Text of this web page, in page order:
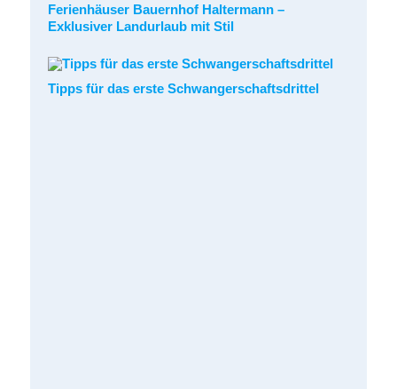
Ferienhäuser Bauernhof Haltermann –
Exklusiver Landurlaub mit Stil
Tipps für das erste Schwangerschaftsdrittel